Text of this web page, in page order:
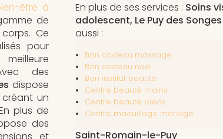
être à
de
Ce
pour
des
dispose
un
plus de
des
En plus de ses services : Soins
adolescent, Le Puy des Songes
aussi :
Bon cadeau massage
Bon cadeau noël
Bon institut beauté
Centre beauté mains
Centre beauté pieds
Centre maquillage mariage
Saint-Romain-le-Puy